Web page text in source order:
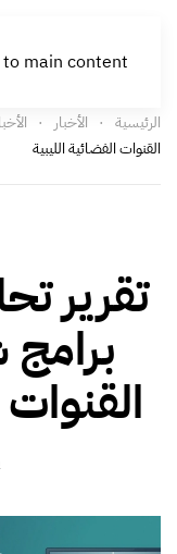
to main content
الرئيسية الأخبار
القنوات الفضائية الليبية
تقرير